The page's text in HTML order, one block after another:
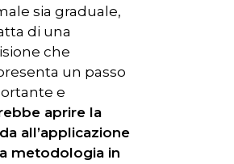
sia graduale,
di una
che
un passo
e
aprire la
all’applicazione
metodologia in